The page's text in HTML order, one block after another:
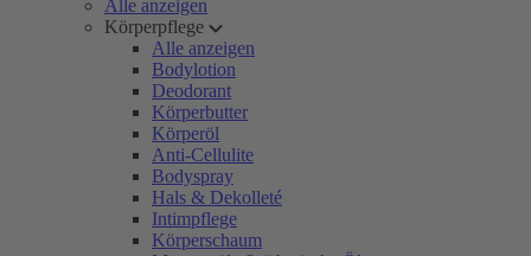
Alle anzeigen
Körperpflege
Alle anzeigen
Bodylotion
Deodorant
Körperbutter
Körperöl
Anti-Cellulite
Bodyspray
Hals & Dekolleté
Intimpflege
Körperschaum